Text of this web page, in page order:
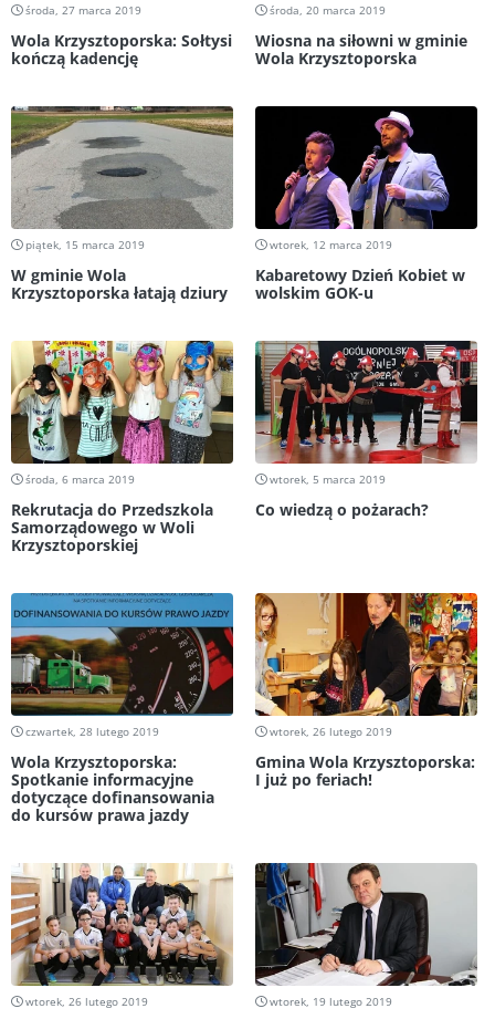
środa, 27 marca 2019
Wola Krzysztoporska: Sołtysi
kończą kadencję
środa, 20 marca 2019
Wiosna na siłowni w gminie
Wola Krzysztoporska
piątek, 15 marca 2019
W gminie Wola
Krzysztoporska łatają dziury
wtorek, 12 marca 2019
Kabaretowy Dzień Kobiet w
wolskim GOK-u
środa, 6 marca 2019
Rekrutacja do Przedszkola
Samorządowego w Woli
Krzysztoporskiej
wtorek, 5 marca 2019
Co wiedzą o pożarach?
czwartek, 28 lutego 2019
Wola Krzysztoporska:
Spotkanie informacyjne
dotyczące dofinansowania
do kursów prawa jazdy
wtorek, 26 lutego 2019
Gmina Wola Krzysztoporska:
I już po feriach!
wtorek, 26 lutego 2019 wtorek, 19 lutego 2019